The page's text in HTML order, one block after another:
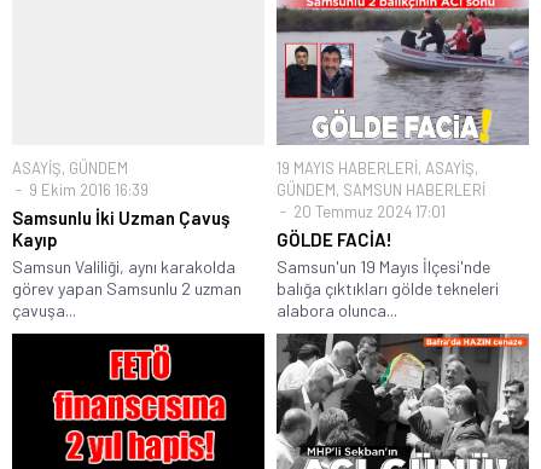
ASAYİŞ, GÜNDEM
9 Ekim 2016 16:39
Samsunlu İki Uzman Çavuş
Kayıp
Samsun Valiliği, aynı karakolda
görev yapan Samsunlu 2 uzman
çavuşa...
19 MAYIS HABERLERİ, ASAYİŞ,
GÜNDEM, SAMSUN HABERLERİ
20 Temmuz 2024 17:01
GÖLDE FACİA!
Samsun'un 19 Mayıs İlçesi'nde
balığa çıktıkları gölde tekneleri
alabora olunca...